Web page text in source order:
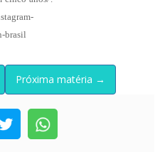
brasil
Próxima matéria →